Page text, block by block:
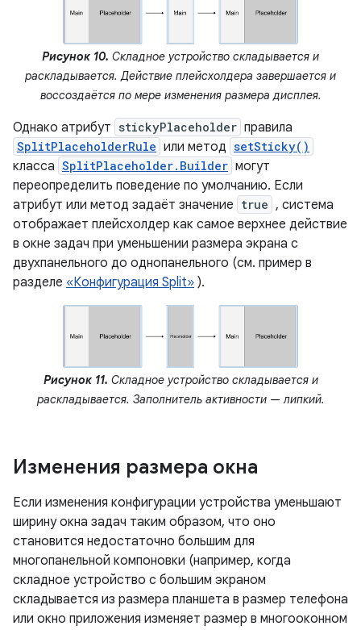
Рисунок 10. Складное устройство складывается и
раскладывается. Действие плейсхолдера завершается и
воссоздаётся по мере изменения размера дисплея.
Однако атрибут stickyPlaceholder правила
SplitPlaceholderRule или метод setSticky()
класса SplitPlaceholder.Builder могут
переопределить поведение по умолчанию. Если
атрибут или метод задаёт значение true , система
отображает плейсхолдер как самое верхнее действие
в окне задач при уменьшении размера экрана с
двухпанельного до однопанельного (см. пример в
разделе «Конфигурация Split» ).
Рисунок 11. Складное устройство складывается и
раскладывается. Заполнитель активности — липкий.
Изменения размера окна
Если изменения конфигурации устройства уменьшают
ширину окна задач таким образом, что оно
становится недостаточно большим для
многопанельной компоновки (например, когда
складное устройство с большим экраном
складывается из размера планшета в размер телефона
или окно приложения изменяет размер в многооконном